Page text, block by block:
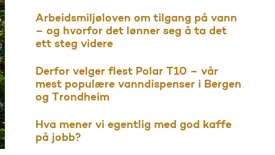
Arbeidsmiljøloven om tilgang på vann
– og hvorfor det lønner seg å ta det
ett steg videre
Derfor velger flest Polar T10 – vår
mest populære vanndispenser i Bergen
og Trondheim
Hva mener vi egentlig med god kaffe
på jobb?